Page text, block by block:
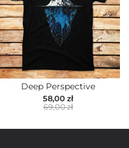
Deep Perspective
58,00 zł
69,00 zł